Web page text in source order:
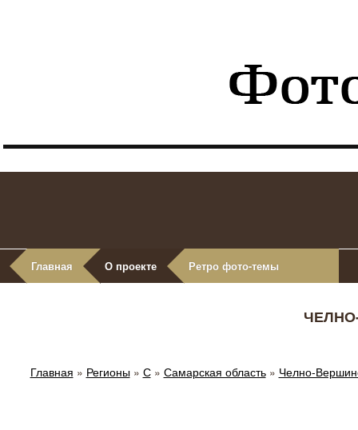
Главная О проекте Ретро фото-темы
Главная » Регионы» С» Самарская область» Челно-